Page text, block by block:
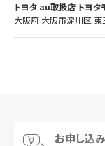
トヨタ au取扱店 トヨタ
大阪府 大阪市淀川区 東
お申し込